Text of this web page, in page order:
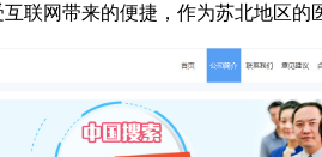
网带来的便捷，作为苏北地区的